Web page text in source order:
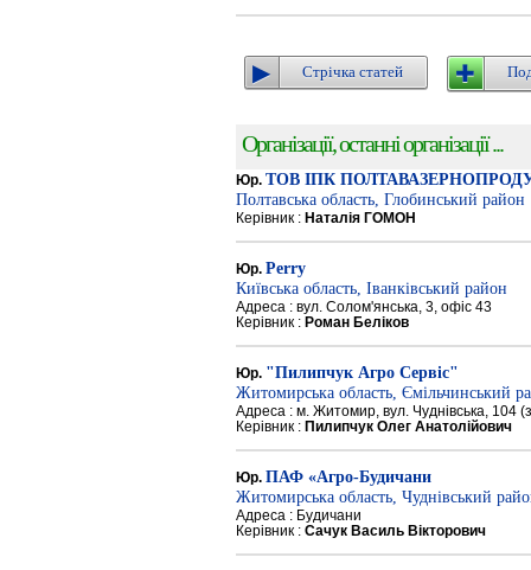
Стрічка статей
Організації, останні організації ...
Юр. ТОВ ІПК
Полтавська область, Глобинський район
Керівник : Наталія ГОМОН
Юр. Perry
Київська область, Іванківський район
Адреса : вул. Солом'янська, 3, офіс 43
Керівник : Роман Беліков
Юр. "Пилипчук Агро Сервіс"
Житомирська область, Ємільчинський
Адреса : м. Житомир, вул. Чуднівська, 104
Керівник : Пилипчук Олег Анатолійович
Юр. ПАФ «Агро-Будичани
Житомирська область, Чуднівський
Адреса : Будичани
Керівник : Сачук Василь Вікторович